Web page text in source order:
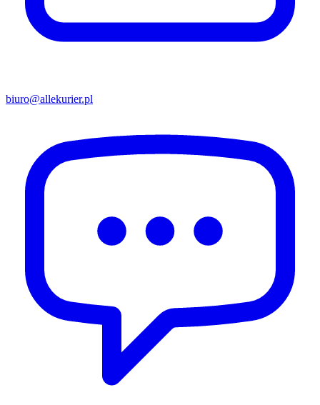
biuro@allekurier.pl